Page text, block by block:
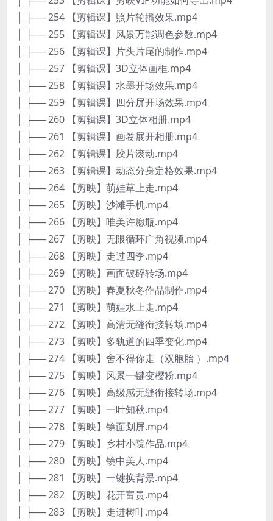
│ ├── 254 【剪辑课】照片轮播效果.mp4
│ ├── 255 【剪辑课】风景万能调色参数.mp4
│ ├── 256 【剪辑课】片头片尾的制作.mp4
│ ├── 257 【剪辑课】3D立体画框.mp4
│ ├── 258 【剪辑课】水墨开场效果.mp4
│ ├── 259 【剪辑课】四分屏开场效果.mp4
│ ├── 260 【剪辑课】3D立体相册.mp4
│ ├── 261 【剪辑课】画卷展开相册.mp4
│ ├── 262 【剪辑课】胶片滚动.mp4
│ ├── 263 【剪辑课】动态分身定格效果.mp4
│ ├── 264 【剪映】萌娃草上走.mp4
│ ├── 265 【剪映】沙滩手机.mp4
│ ├── 266 【剪映】唯美许愿瓶.mp4
│ ├── 267 【剪映】无限循环广角视频.mp4
│ ├── 268 【剪映】走过四季.mp4
│ ├── 269 【剪映】画面破碎转场.mp4
│ ├── 270 【剪映】春夏秋冬作品制作.mp4
│ ├── 271 【剪映】萌娃水上走.mp4
│ ├── 272 【剪映】高清无缝衔接转场.mp4
│ ├── 273 【剪映】多轨道的四季变化.mp4
│ ├── 274 【剪映】舍不得你走（双胞胎 ）.mp4
│ ├── 275 【剪映】风景一键变樱粉.mp4
│ ├── 276 【剪映】高级感无缝衔接转场.mp4
│ ├── 277 【剪映】一叶知秋.mp4
│ ├── 278 【剪映】镜面划屏.mp4
│ ├── 279 【剪映】乡村小院作品.mp4
│ ├── 280 【剪映】镜中美人.mp4
│ ├── 281 【剪映】一键换背景.mp4
│ ├── 282 【剪映】花开富贵.mp4
│ ├── 283 【剪映】走进树叶.mp4